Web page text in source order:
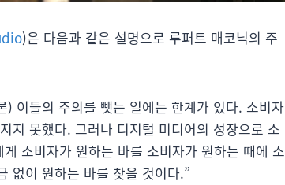
)은 다음과 같은 설명으로 루퍼트 매코닉의 주
이들의 주의를 뺏는 일에는 한계가 있다. 소비자
지 못했다. 그러나 디지털 미디어의 성장으로 소
소비자가 원하는 바를 소비자가 원하는 때에 소
없이 원하는 바를 찾을 것이다.”